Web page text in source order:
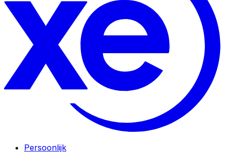
Persoonlijk